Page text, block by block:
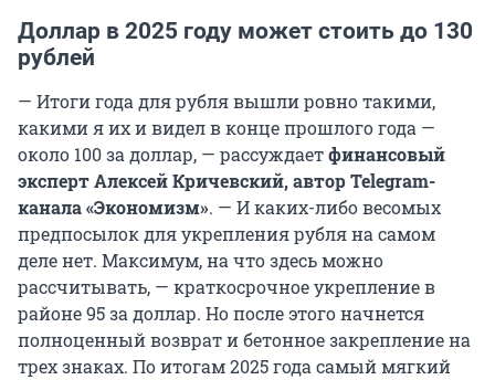
Доллар в 2025 году может стоить до 130
рублей
— Итоги года для рубля вышли ровно такими,
какими я их и видел в конце прошлого года —
около 100 за доллар, — рассуждаетфинансовый
эксперт Алексей Кричевский, автор Telegram-
канала «Экономизм». — И каких-либо весомых
предпосылок для укрепления рубля на самом
деле нет. Максимум, на что здесь можно
рассчитывать, — краткосрочное укрепление в
районе 95 за доллар. Но после этого начнется
полноценный возврат и бетонное закрепление на
трех знаках. По итогам 2025 года самый мягкий